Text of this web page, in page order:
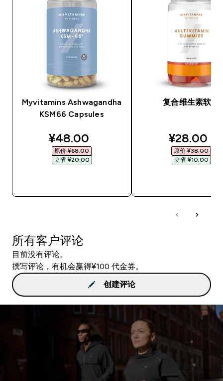
Myvitamins Ashwagandha
KSM66 Capsules
discounted price
¥48.00‎
原价 ¥68.00‎
立省 ¥20.00‎
复合维生素软糖
¥28.00‎
原价 ¥38.00‎
立省 ¥10.00‎
所有客户评论
目前没有评论。
撰写评论，有机会赢得¥100 代金券。
创建评论